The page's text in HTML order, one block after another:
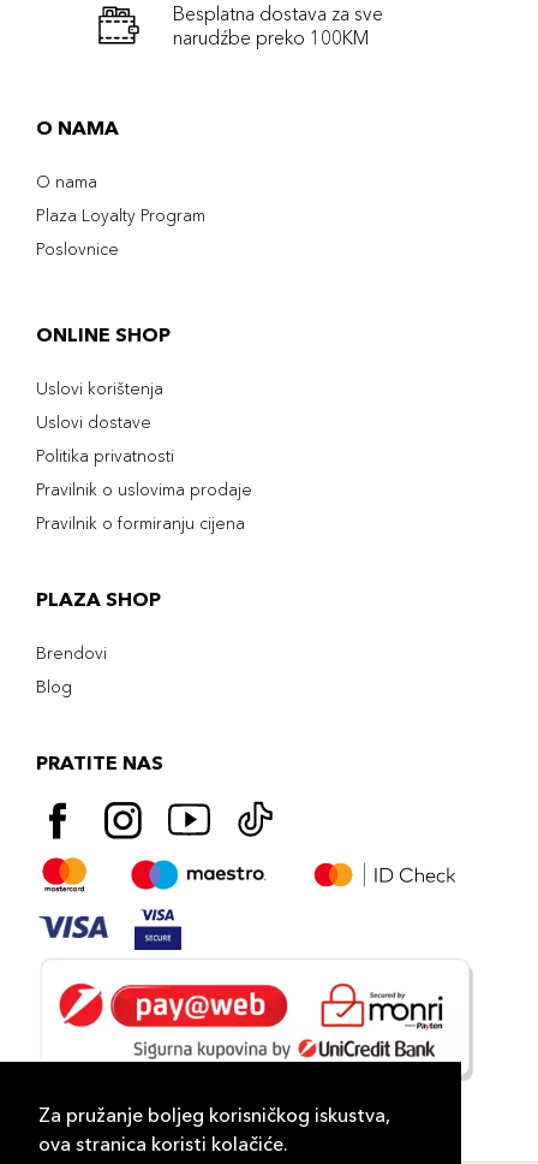
Za pružanje boljeg korisničkog iskustva,
ova stranica koristi kolačiće.
Besplatna dostava za sve
narudźbe preko 100KM
O NAMA
O nama
Plaza Loyalty Program
Poslovnice
ONLINE SHOP
Uslovi korištenja
Uslovi dostave
Politika privatnosti
Pravilnik o uslovima prodaje
Pravilnik o formiranju cijena
PLAZA SHOP
Brendovi
Blog
PRATITE NAS